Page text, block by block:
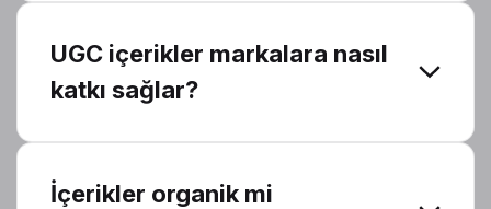
UGC içerikler markalara nasıl
katkı sağlar?
İçerikler organik mi